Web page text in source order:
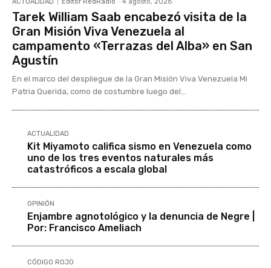
Tarek William Saab encabezó visita de la
Gran Misión Viva Venezuela al
campamento «Terrazas del Alba» en San
Agustín
En el marco del despliegue de la Gran Misión Viva Venezuela Mi
Patria Querida, como de costumbre luego del...
ACTUALIDAD
Kit Miyamoto califica sismo en Venezuela como
uno de los tres eventos naturales más
catastróficos a escala global
OPINIÓN
Enjambre agnotológico y la denuncia de Negre |
Por: Francisco Ameliach
CÓDIGO ROJO